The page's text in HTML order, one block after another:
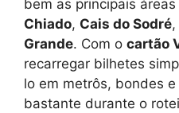
bem as principais
Chiado, Cais do Sodré,
Grande. Com o cartão
recarregar bilhetes
lo em metrôs, bondes
bastante durante o